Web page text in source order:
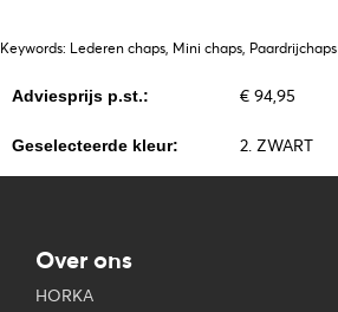
Keywords: Lederen chaps, Mini chaps, Paardrijchaps
Adviesprijs p.st.: € 94,95
Geselecteerde kleur: 2. ZWART
Over ons
HORKA